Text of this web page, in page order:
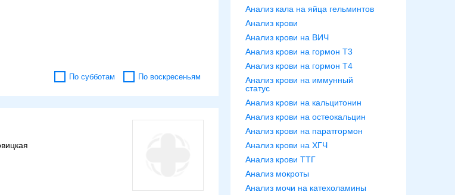
По субботам По воскресеньям
Анализ кала на яйца гельминтов
Анализ крови
Анализ крови на ВИЧ
Анализ крови на гормон Т3
Анализ крови на гормон Т4
Анализ крови на иммунный
статус
Анализ крови на кальцитонин
Анализ крови на остеокальцин
Анализ крови на паратгормон
Анализ крови на ХГЧ
Анализ крови ТТГ
Анализ мокроты
Анализ мочи на катехоламины